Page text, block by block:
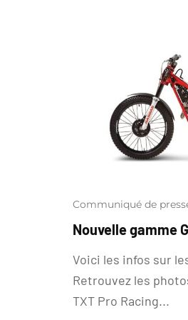
Communiqué de
Nouvelle gamme
Voici les infos sur
Retrouvez les
TXT Pro Racing...